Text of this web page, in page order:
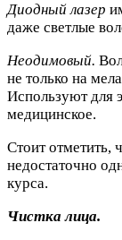
Диодный лазер
даже светлые
Неодимовый.
не только на
Используют для
медицинское.
Стоит отметить,
недостаточно
курса.
Чистка лица.